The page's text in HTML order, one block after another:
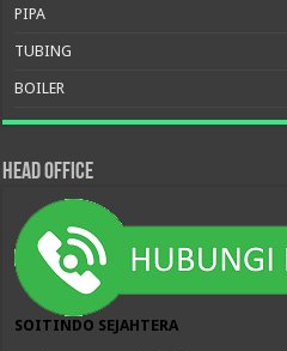
PIPA
TUBING
BOILER
HEAD OFFICE
SOITINDO SEJAHTERA